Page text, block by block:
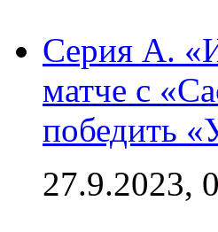
Серия А.
матче с
победить
27.9.2023,